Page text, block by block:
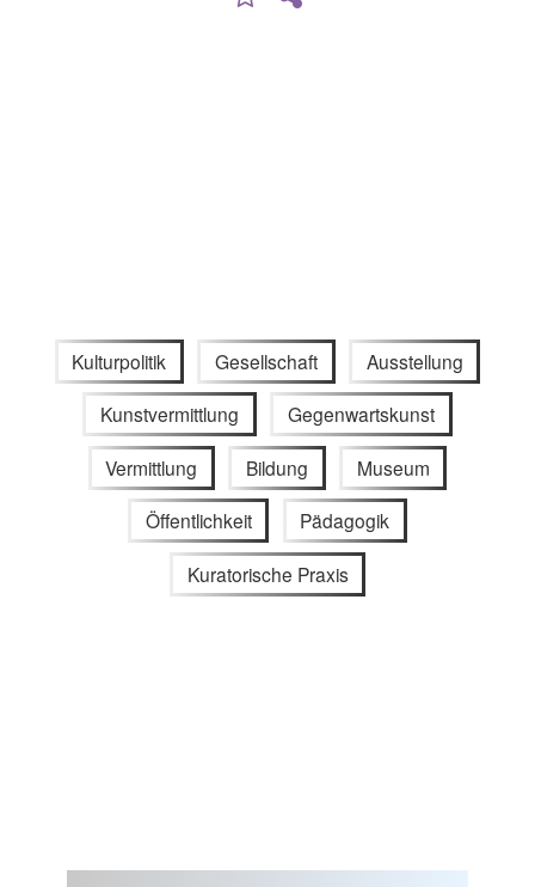
Kulturpolitik Gesellschaft Ausstellung
Kunstvermittlung Gegenwartskunst
Vermittlung Bildung Museum
Öffentlichkeit Pädagogik
Kuratorische Praxis